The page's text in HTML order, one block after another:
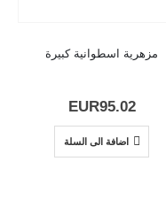
مزهرية اسطوانية كبيرة
EUR95.02
اضافة الى السلة